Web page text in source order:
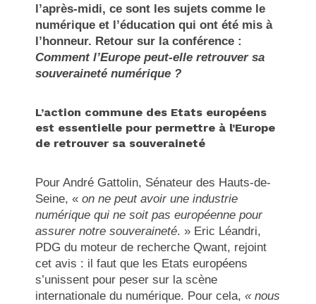
l’après-midi, ce sont les sujets comme le
numérique et l’éducation qui ont été mis à
l’honneur. Retour sur la conférence :
Comment l’Europe peut-elle retrouver sa
souveraineté numérique ?
L’action commune des Etats européens
est essentielle pour permettre à l’Europe
de retrouver sa souveraineté
Pour André Gattolin, Sénateur des Hauts-de-
Seine, «on ne peut avoir une industrie
numérique qui ne soit pas européenne pour
assurer notre souveraineté. » Eric Léandri,
PDG du moteur de recherche Qwant, rejoint
cet avis : il faut que les Etats européens
s’unissent pour peser sur la scène
internationale du numérique. Pour cela,« nous